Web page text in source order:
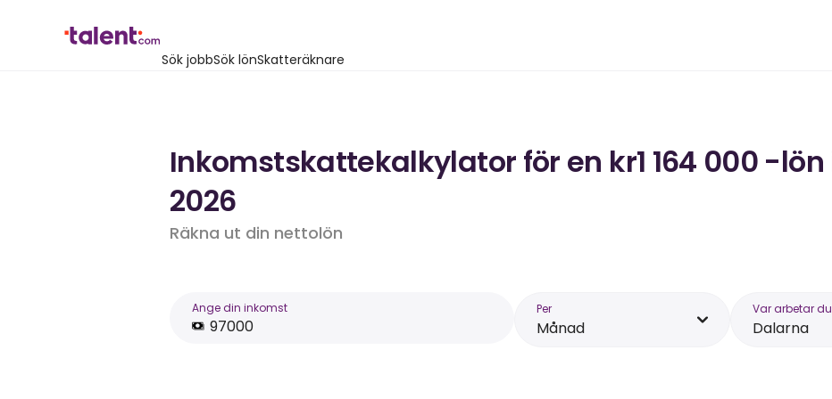
Sök jobbSök lönSkatteräknare
Inkomstskattekalkylator för en kr1 164 000 -
2026
Räkna ut din nettolön
Ange din inkomst Per
Månad
Var arbetar
Dalarna